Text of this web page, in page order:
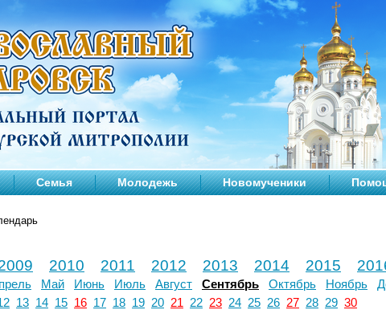
Семья Молодежь Новомученики
2010 2011 2012 2013 2014 2015
Май Июнь Июль Август Сентябрь Октябрь Ноябрь
13 14 15 16 17 18 19 20 21 22 23 24 25 26 27 28 29 30